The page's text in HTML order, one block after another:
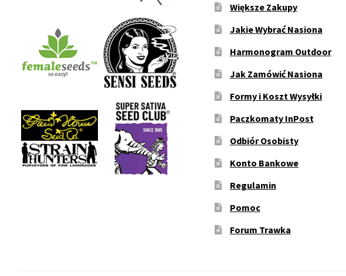
Większe Zakupy
Jakie Wybrać Nasiona
Harmonogram Outdoor
Jak Zamówić Nasiona
Formy i Koszt Wysyłki
Paczkomaty InPost
Odbiór Osobisty
Konto Bankowe
Regulamin
Pomoc
Forum Trawka